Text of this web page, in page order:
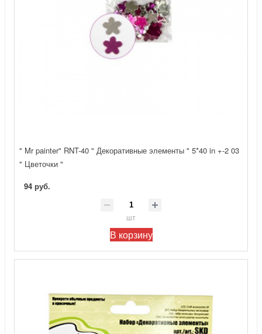
" Mr painter" RNT-40 " Декоративные элементы " 5*40 in +-2 03
" Цветочки "
94 руб.
шт
В корзину